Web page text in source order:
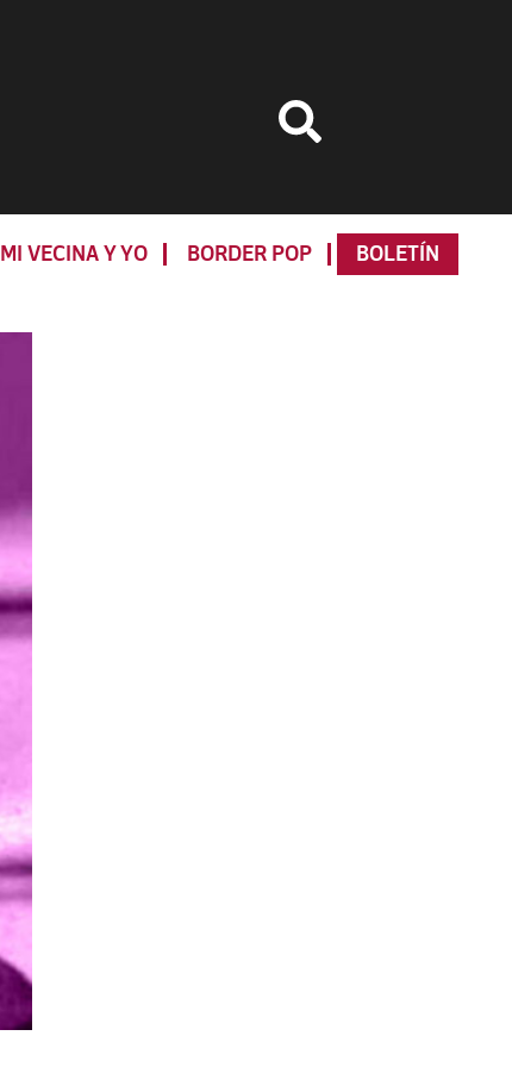
MI VECINA Y YO BORDER POP BOLETÍN